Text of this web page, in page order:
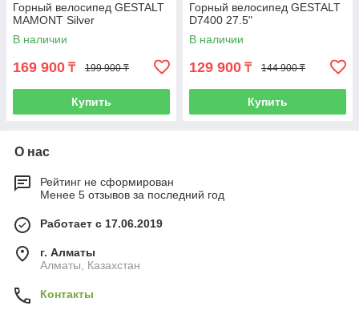
Горный велосипед GESTALT
MAMONT Silver
В наличии
169 900 ₸ 199 900 ₸
Купить
Горный велосипед GESTALT
D7400 27.5"
В наличии
129 900 ₸ 144 900 ₸
Купить
О нас
Рейтинг не сформирован
Менее 5 отзывов за последний год
Работает с 17.06.2019
г. Алматы
Алматы, Казахстан
Контакты